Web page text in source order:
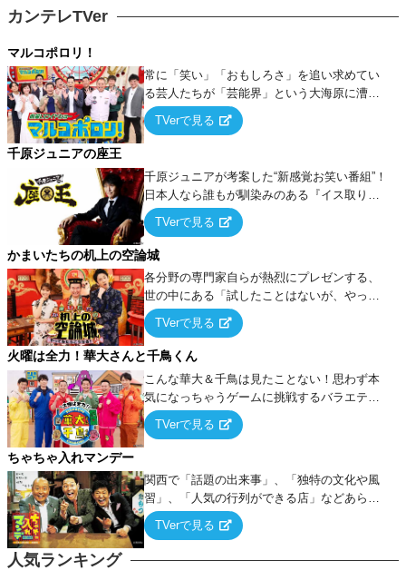
人気ランキング
カンテレTVer
マルコポロリ！
常に「笑い」「おもしろさ」を追い求めてい
る芸人たちが「芸能界」という大海原に漕ぎ
出でて、新たなオモシロ人間を発掘する！
TVerで見る
千原ジュニアの座王
千原ジュニアが考案した“新感覚お笑い番組”！
日本人なら誰もが馴染みのある『イス取りゲ
ーム』をベースに、大喜利・ギャグ・モノボ
ケ・歌…など様々なお題で芸人がショートネ
タを競い合う！
TVerで見る
かまいたちの机上の空論城
各分野の専門家自らが熱烈にプレゼンする、
世の中にある「試したことはないが、やって
みたらこうなる！…ハズ」という“机上の空
論”に若手芸人らがカラダを張って挑む！
TVerで見る
火曜は全力！華大さんと千鳥くん
こんな華大＆千鳥は見たことない！思わず本
気になっちゃうゲームに挑戦するバラエティ
ー！
TVerで見る
ちゃちゃ入れマンデー
関西で「話題の出来事」、「独特の文化や風
習」、「人気の行列ができる店」などあらゆ
るテーマについて好き放題にちゃちゃを入れ
ていく関西色を前面に押し出したトークバラ
TVerで見る